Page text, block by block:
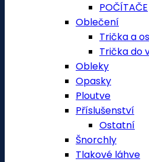
POČÍTAČE
Oblečení
Trička a
Trička do
Obleky
Opasky
Ploutve
Příslušenství
Ostatní
Šnorchly
Tlakové láhve